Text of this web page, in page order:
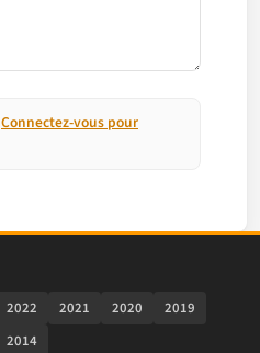
Connectez-vous pour
2022 2021 2020
2019
2014